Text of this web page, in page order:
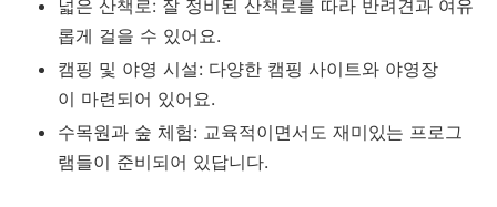
넓은 산책로: 잘 정비된 산책로를 따라 반려견과 여유
롭게 걸을 수 있어요.
캠핑 및 야영 시설: 다양한 캠핑 사이트와 야영장
이 마련되어 있어요.
수목원과 숲 체험: 교육적이면서도 재미있는 프로그
램들이 준비되어 있답니다.